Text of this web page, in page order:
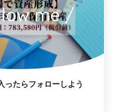
me /
ったらフォローしよう